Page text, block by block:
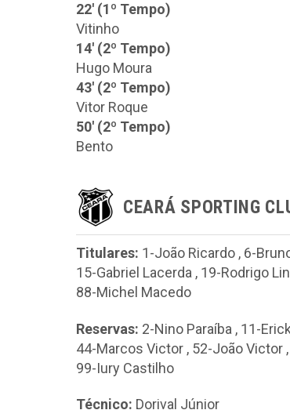
22' (1º Tempo)
Vitinho
14' (2º Tempo)
Hugo Moura
43' (2º Tempo)
Vitor Roque
50' (2º Tempo)
Bento
CEARÁ SPORTING
Titulares: 1-João Ricardo , 6-
15-Gabriel Lacerda , 19-Rodrigo
88-Michel Macedo
Reservas: 2-Nino Paraíba , 11-Erick
44-Marcos Victor , 52-João Victor ,
99-Iury Castilho
Técnico: Dorival Júnior